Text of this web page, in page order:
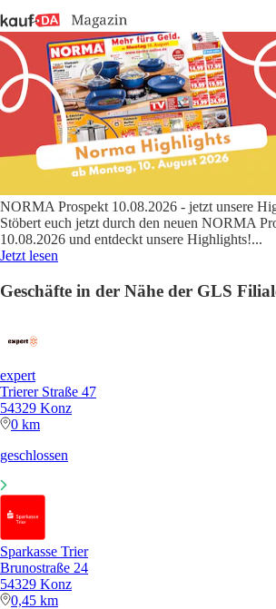
NORMA Prospekt 10.08.2026 - jetzt unsere
Stöbert euch jetzt durch den neuen NORMA
10.08.2026 und entdeckt unsere Highlights!...
Jetzt lesen
Geschäfte in der Nähe der GLS
expert
Trierer Straße 47
54329 Konz
0 km
geschlossen
Sparkasse Trier
Brunostraße 24
54329 Konz
0,45 km